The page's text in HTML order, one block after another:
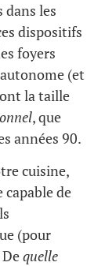
les
dispositifs
foyers
(et
la taille
, que
années 90.
cuisine,
de
(pour
Dequelle